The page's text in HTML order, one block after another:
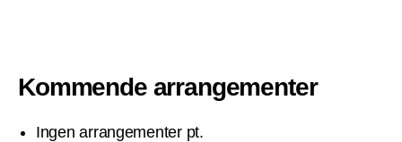
Kommende arrangementer
Ingen arrangementer pt.